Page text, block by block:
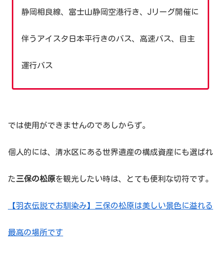
静岡相良線、富士山静岡空港行き、Jリーグ開催に
伴うアイスタ日本平行きのバス、高速バス、自主
運行バス
では使用ができませんのであしからず。
個人的には、清水区にある世界遺産の構成資産にも選ばれ
た 三保の松原を観光したい時は、とても便利な切符です。
【羽衣伝説でお馴染み】三保の松原は美しい景色に溢れる
最高の場所です